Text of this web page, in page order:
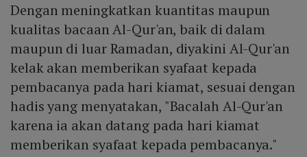
Dengan meningkatkan kuantitas maupun
kualitas bacaan Al-Qur'an, baik di dalam
maupun di luar Ramadan, diyakini Al-Qur'an
kelak akan memberikan syafaat kepada
pembacanya pada hari kiamat, sesuai dengan
hadis yang menyatakan, "Bacalah Al-Qur'an
karena ia akan datang pada hari kiamat
memberikan syafaat kepada pembacanya."